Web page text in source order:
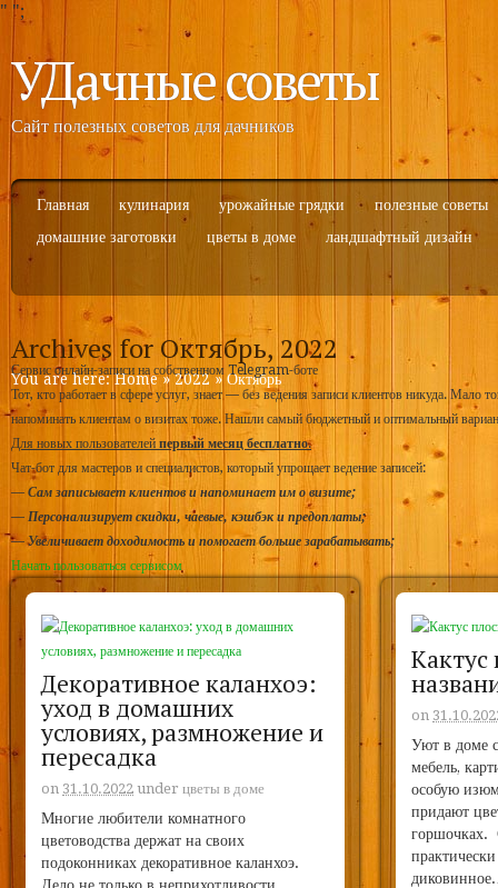
" ";
УДачные советы
Сайт полезных советов для дачников
Главная кулинария урожайные грядки
полезные советы
домашние заготовки
цветы в доме ландшафтный дизайн
Archives for Октябрь, 2022
You are here:Home»2022»Октябрь
Сервис онлайн-записи на собственном Telegram-боте
Тот, кто работает в сфере услуг, знает — без ведения записи клиентов никуда. Мало
напоминать клиентам о визитах тоже. Нашли самый бюджетный и оптимальный
Для новых пользователей первый месяц бесплатно.
Чат-бот для мастеров и специалистов, который упрощает ведение записей:
— Сам записывает клиентов и напоминает им о визите;
— Персонализирует скидки, чаевые, кэшбэк и предоплаты;
—Увеличивает доходимость и помогает больше зарабатывать;
Начать пользоваться сервисом
Декоративное каланхоэ:
уход в домашних
условиях, размножение и
пересадка
on 31.10.2022 underцветы в доме
Многие любители комнатного
цветоводства держат на своих
подоконниках декоративное каланхоэ.
on
Уют в доме
мебель,
особую
придают
горшочках.